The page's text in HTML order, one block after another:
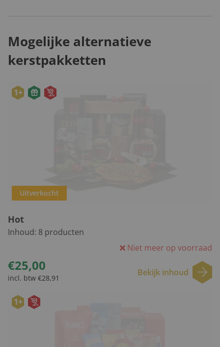
Mogelijke alternatieve
kerstpakketten
1+
Uitverkocht
Hot
Inhoud: 8 producten
Niet meer op voorraad
€25,00
incl. btw €28,91
Bekijk inhoud
1+